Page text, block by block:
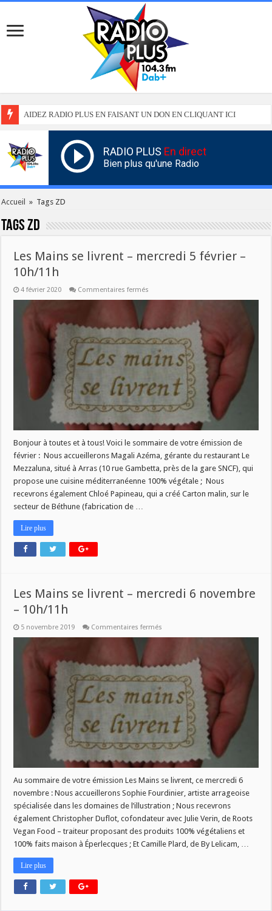
AIDEZ RADIO PLUS EN FAISANT UN DON EN CLIQUANT ICI
RADIO PLUS En direct
Bien plus qu'une Radio
Accueil » Tags ZD
TagsZD
Les Mains se livrent – mercredi 5 février –
10h/11h
4 février 2020 Commentaires fermés
–
mercredi
5
février
–
10h/11h
Bonjour à toutes et à tous! Voici le sommaire de votre émission de
février : Nous accueillerons Magali Azéma, gérante du restaurant Le
Mezzaluna, situé à Arras (10 rue Gambetta, près de la gare SNCF), qui
propose une cuisine méditerranéenne 100% végétale ; Nous
recevrons également Chloé Papineau, qui a créé Carton malin, sur le
secteur de Béthune (fabrication de …
Lire plus
Les Mains se livrent – mercredi 6 novembre
– 10h/11h
5 novembre 2019 Commentaires fermés
–
mercredi
6
novembre
–
10h/11h
Au sommaire de votre émission Les Mains se livrent, ce mercredi 6
novembre : Nous accueillerons Sophie Fourdinier, artiste arrageoise
spécialisée dans les domaines de l’illustration ; Nous recevrons
également Christopher Duflot, cofondateur avec Julie Verin, de Roots
Vegan Food – traiteur proposant des produits 100% végétaliens et
100% faits maison à Éperlecques ; Et Camille Plard, de By Lelicam, …
Lire plus